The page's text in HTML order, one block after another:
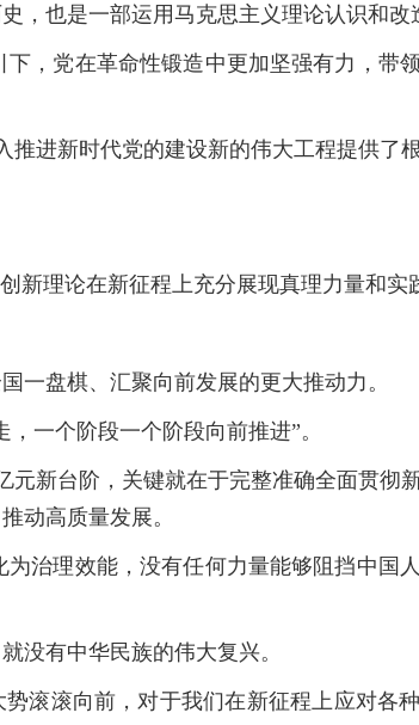
也是一部运用马克思主义理论认识和改
，党在革命性锻造中更加坚强有力，带
进新时代党的建设新的伟大工程提供了
理论在新征程上充分展现真理力量和实
盘棋、汇聚向前发展的更大推动力。
一个阶段一个阶段向前推进”。
新台阶，关键就在于完整准确全面贯彻
动高质量发展。
治理效能，没有任何力量能够阻挡中国
有中华民族的伟大复兴。
滚滚向前，对于我们在新征程上应对各